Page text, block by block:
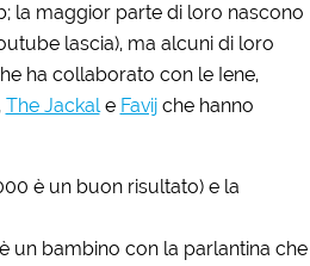
la maggior parte di loro nascono
lascia), ma alcuni di loro
ha collaborato con le Iene,
, The Jackale Favijche hanno
è un buon risultato) e la
un bambino con la parlantina che